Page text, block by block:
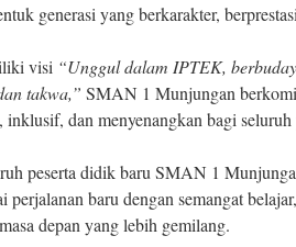
generasi yang berkarakter,
visi “Unggul dalam IPTEK,
takwa,” SMAN 1 Munjungan
inklusif, dan menyenangkan bagi
peserta didik baru SMAN 1
perjalanan baru dengan semangat
depan yang lebih gemilang.